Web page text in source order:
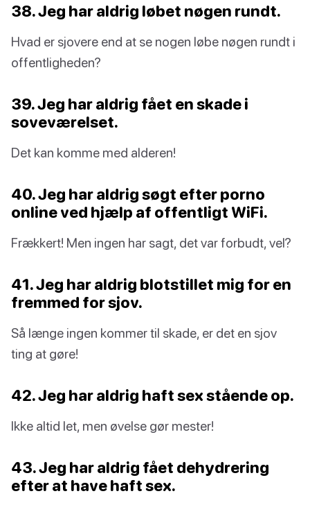
38. Jeg har aldrig løbet nøgen rundt.
Hvad er sjovere end at se nogen løbe nøgen rundt i
offentligheden?
39. Jeg har aldrig fået en skade i
soveværelset.
Det kan komme med alderen!
40. Jeg har aldrig søgt efter porno
online ved hjælp af offentligt WiFi.
Frækkert! Men ingen har sagt, det var forbudt, vel?
41. Jeg har aldrig blotstillet mig for en
fremmed for sjov.
Så længe ingen kommer til skade, er det en sjov
ting at gøre!
42. Jeg har aldrig haft sex stående op.
Ikke altid let, men øvelse gør mester!
43. Jeg har aldrig fået dehydrering
efter at have haft sex.